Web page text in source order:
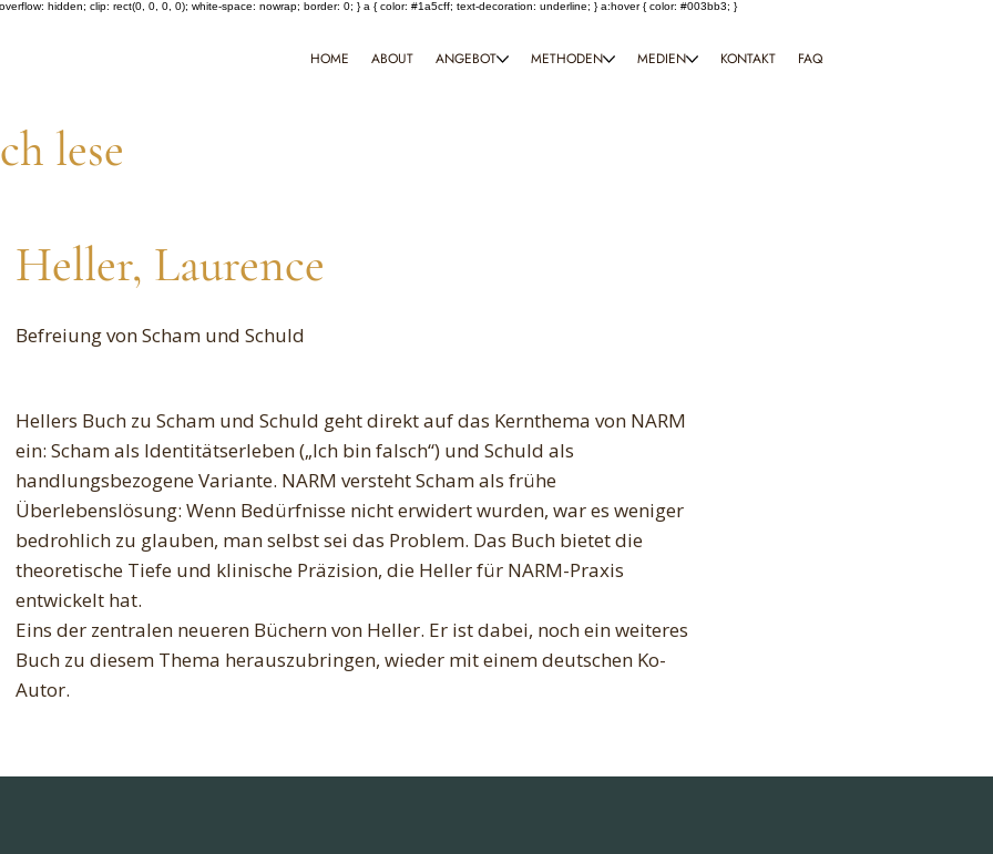
hidden; clip: rect(0, 0, 0, 0); white-space: nowrap; border: 0; } a { color: #1a5cff; text-decoration: underline; } a:hover { color: #003bb3; }
HOME ABOUT ANGEBOT METHODEN MEDIEN KONTAKT FAQ
lese
Heller, Laurence
Befreiung von Scham und Schuld
Hellers Buch zu Scham und Schuld geht direkt auf das Kernthema von NARM
ein: Scham als Identitätserleben („Ich bin falsch“) und Schuld als
handlungsbezogene Variante. NARM versteht Scham als frühe
Überlebenslösung: Wenn Bedürfnisse nicht erwidert wurden, war es weniger
bedrohlich zu glauben, man selbst sei das Problem. Das Buch bietet die
theoretische Tiefe und klinische Präzision, die Heller für NARM-Praxis
entwickelt hat.
Eins der zentralen neueren Büchern von Heller. Er ist dabei, noch ein weiteres
Buch zu diesem Thema herauszubringen, wieder mit einem deutschen Ko-
Autor.